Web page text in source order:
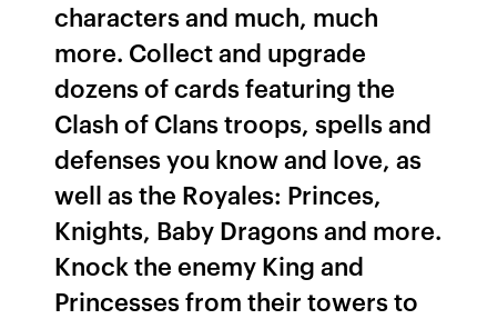
characters and much, much
more. Collect and upgrade
dozens of cards featuring the
Clash of Clans troops, spells and
defenses you know and love, as
well as the Royales: Princes,
Knights, Baby Dragons and more.
Knock the enemy King and
Princesses from their towers to